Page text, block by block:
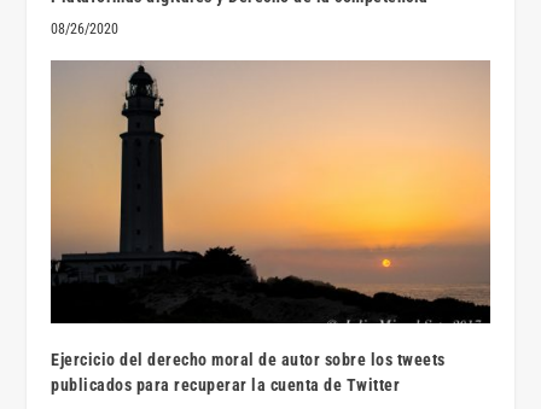
08/26/2020
Ejercicio del derecho moral de autor sobre los tweets
publicados para recuperar la cuenta de Twitter